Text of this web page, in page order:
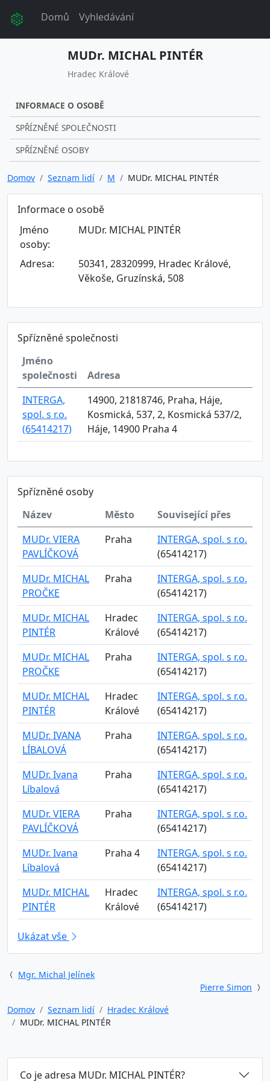
Domů Vyhledávání
MUDr. MICHAL PINTÉR
Hradec Králové
INFORMACE O OSOBĚ
SPŘÍZNĚNÉ SPOLEČNOSTI
SPŘÍZNĚNÉ OSOBY
Domov Seznam lidí M MUDr. MICHAL PINTÉR
Informace o osobě
Jméno
osoby:
MUDr. MICHAL PINTÉR
Adresa:
50341, 28320999, Hradec Králové,
Věkoše, Gruzínská, 508
Spřízněné společnosti
Jméno
společnosti
Adresa
INTERGA,
spol. s r.o.
(65414217)
14900, 21818746, Praha, Háje,
Kosmická, 537, 2, Kosmická 537/2,
Háje, 14900 Praha 4
Spřízněné osoby
Název
Město
Související přes
MUDr. VIERA
PAVLÍČKOVÁ
Praha
INTERGA, spol. s r.o.
(65414217)
MUDr. MICHAL
PROČKE
Praha
INTERGA, spol. s r.o.
(65414217)
MUDr. MICHAL
PINTÉR
Hradec
Králové
INTERGA, spol. s r.o.
(65414217)
MUDr. MICHAL
PROČKE
Praha
INTERGA, spol. s r.o.
(65414217)
MUDr. MICHAL
PINTÉR
Hradec
Králové
INTERGA, spol. s r.o.
(65414217)
MUDr. IVANA
LÍBALOVÁ
Praha
INTERGA, spol. s r.o.
(65414217)
MUDr. Ivana
Líbalová
Praha
INTERGA, spol. s r.o.
(65414217)
MUDr. VIERA
PAVLÍČKOVÁ
Praha
INTERGA, spol. s r.o.
(65414217)
MUDr. Ivana
Líbalová
Praha 4
INTERGA, spol. s r.o.
(65414217)
MUDr. MICHAL
PINTÉR
Hradec
Králové
INTERGA, spol. s r.o.
(65414217)
Ukázat vše
Mgr. Michal Jelínek
Pierre Simon
Domov
Seznam lidí
Hradec Králové
MUDr. MICHAL PINTÉR
Co je adresa MUDr. MICHAL PINTÉR?